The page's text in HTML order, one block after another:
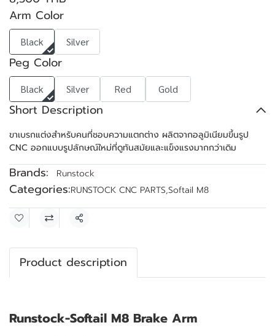
Arm Color
Black Silver
Peg Color
Black Silver Red Gold
Short Description
ขาเบรกแต่งสำหรับคนที่ชอบความแตกต่าง ผลิตจากอลูมิเนียมขึ้นรูป
CNC ออกแบบรูปลักษณ์ใหม่ที่ดูทันสมัยและแข็งแรงมากกว่าเดิม
Brands: Runstock
Categories:RUNSTOCK CNC PARTS,Softail M8
Share
Product description
Runstock-Softail M8 Brake Arm